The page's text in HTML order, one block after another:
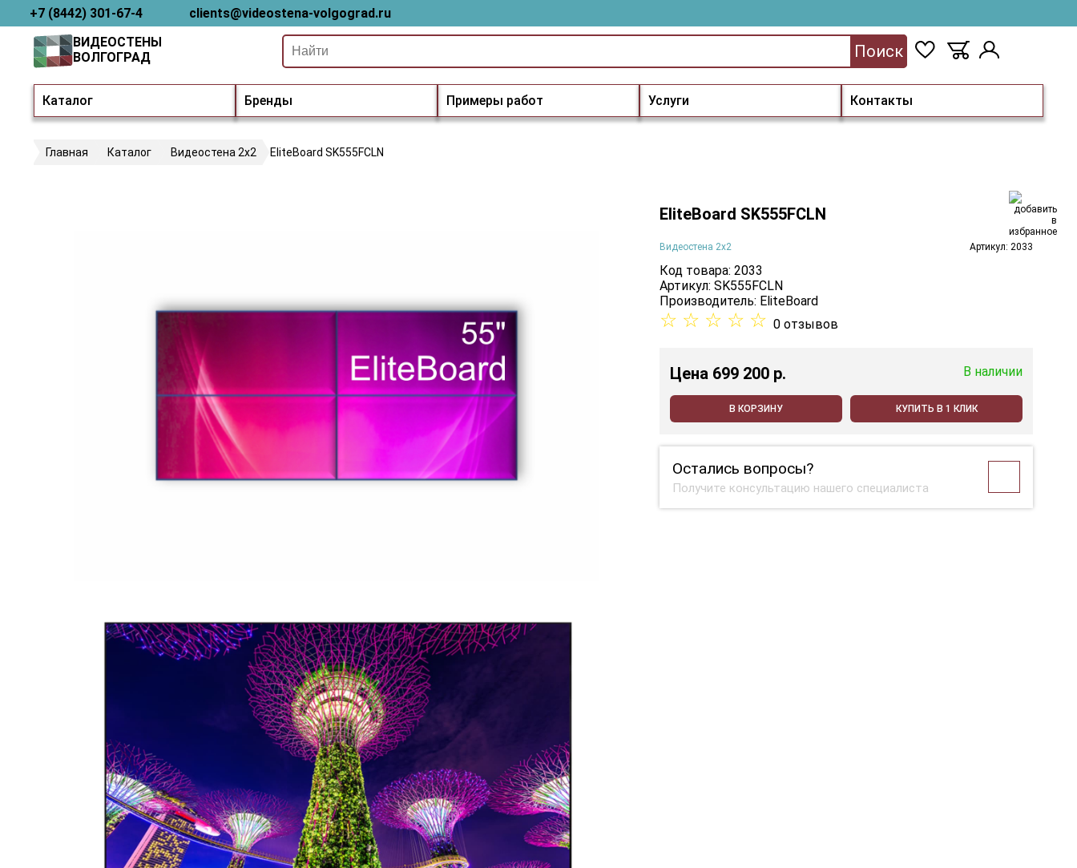
+7 (8442) 301-67-4 clients@videostena-volgograd.ru
Каталог Бренды Примеры работ Услуги Контакты
ВИДЕОСТЕНЫ
ВОЛГОГРАД
Поиск
Главная Каталог Видеостена 2x2 EliteBoard SK555FCLN
EliteBoard SK555FCLN
Видеостена 2x2 Артикул: 2033
Код товара: 2033
Артикул: SK555FCLN
Производитель: EliteBoard
☆ ☆ ☆ ☆ ☆ 0 отзывов
Цена 699 200 p. В наличии
В КОРЗИНУ КУПИТЬ В 1 КЛИК
Остались вопросы?
Получите консультацию нашего специалиста